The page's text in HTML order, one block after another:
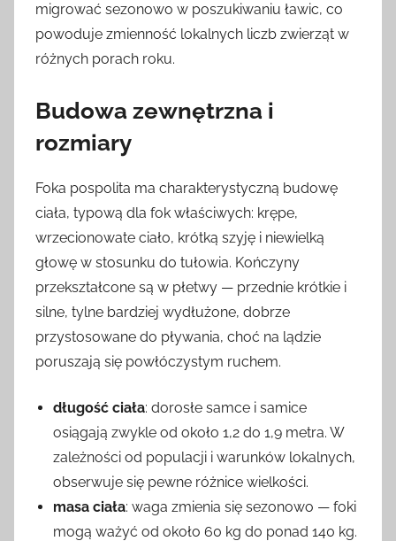
migrować sezonowo w poszukiwaniu ławic, co
powoduje zmienność lokalnych liczb zwierząt w
różnych porach roku.
Budowa zewnętrzna i
rozmiary
Foka pospolita ma charakterystyczną budowę
ciała, typową dla fok właściwych: krępe,
wrzecionowate ciało, krótką szyję i niewielką
głowę w stosunku do tułowia. Kończyny
przekształcone są w płetwy — przednie krótkie i
silne, tylne bardziej wydłużone, dobrze
przystosowane do pływania, choć na lądzie
poruszają się powłóczystym ruchem.
długość ciała: dorosłe samce i samice
osiągają zwykle od około 1,2 do 1,9 metra. W
zależności od populacji i warunków lokalnych,
obserwuje się pewne różnice wielkości.
masa ciała: waga zmienia się sezonowo — foki
mogą ważyć od około 60 kg do ponad 140 kg.